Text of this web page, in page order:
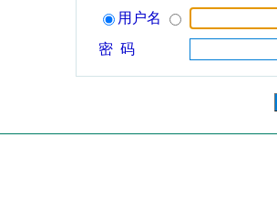
用户名
密 码